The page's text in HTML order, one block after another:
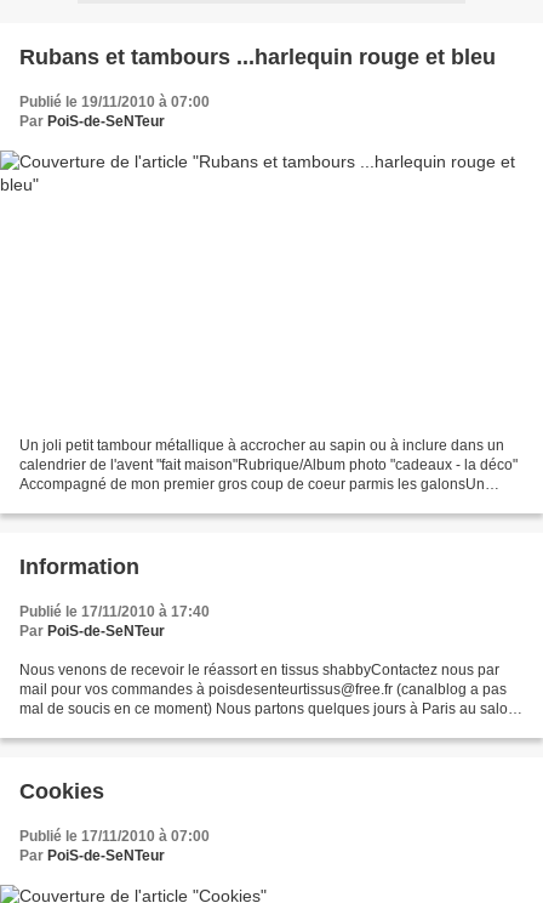
Rubans et tambours ...harlequin rouge et bleu
Publié le 19/11/2010 à 07:00
Par PoiS-de-SeNTeur
Un joli petit tambour métallique à accrocher au sapin ou à inclure dans un
calendrier de l'avent "fait maison"Rubrique/Album photo "cadeaux - la déco"
Accompagné de mon premier gros coup de coeur parmis les galonsUn
Information
Publié le 17/11/2010 à 17:40
Par PoiS-de-SeNTeur
Nous venons de recevoir le réassort en tissus shabbyContactez nous par
mail pour vos commandes à poisdesenteurtissus@free.fr (canalblog a pas
mal de soucis en ce moment) Nous partons quelques jours à Paris au salon
Cookies
Publié le 17/11/2010 à 07:00
Par PoiS-de-SeNTeur